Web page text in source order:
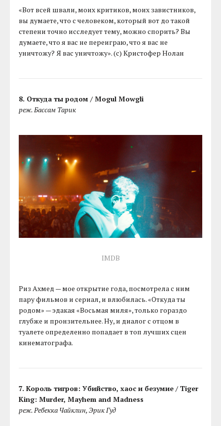
«Вот всей швали, моих критиков, моих завистников,
вы думаете, что с человеком, который вот до такой
степени точно исследует тему, можно спорить? Вы
думаете, что я вас не переиграю, что я вас не
уничтожу? Я вас уничтожу». (с) Кристофер Нолан
8. Откуда ты родом / Mogul Mowgli
реж. Бассам Тарик
IMDB
Риз Ахмед — мое открытие года, посмотрела с ним
пару фильмов и сериал, и влюбилась. «Откуда ты
родом» — эдакая «Восьмая миля», только гораздо
глубже и пронзительнее. Ну, и диалог с отцом в
туалете определенно попадает в топ лучших сцен
кинематографа.
7. Король тигров: Убийство, хаос и безумие / Tiger
King: Murder, Mayhem and Madness
реж. Ребекка Чайклин, Эрик Гуд